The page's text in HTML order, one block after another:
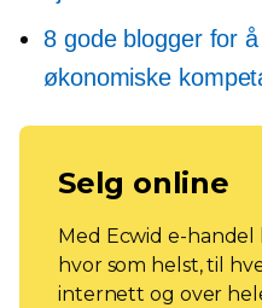
8 gode blogger for
økonomiske
Selg online
Med Ecwid e-
hvor som helst, til
internett og over